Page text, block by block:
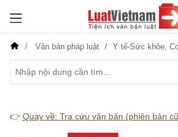
Văn bản pháp luật Y tế-Sức khỏe,
👉 Quay về: Tra cứu văn bản (phiên bản